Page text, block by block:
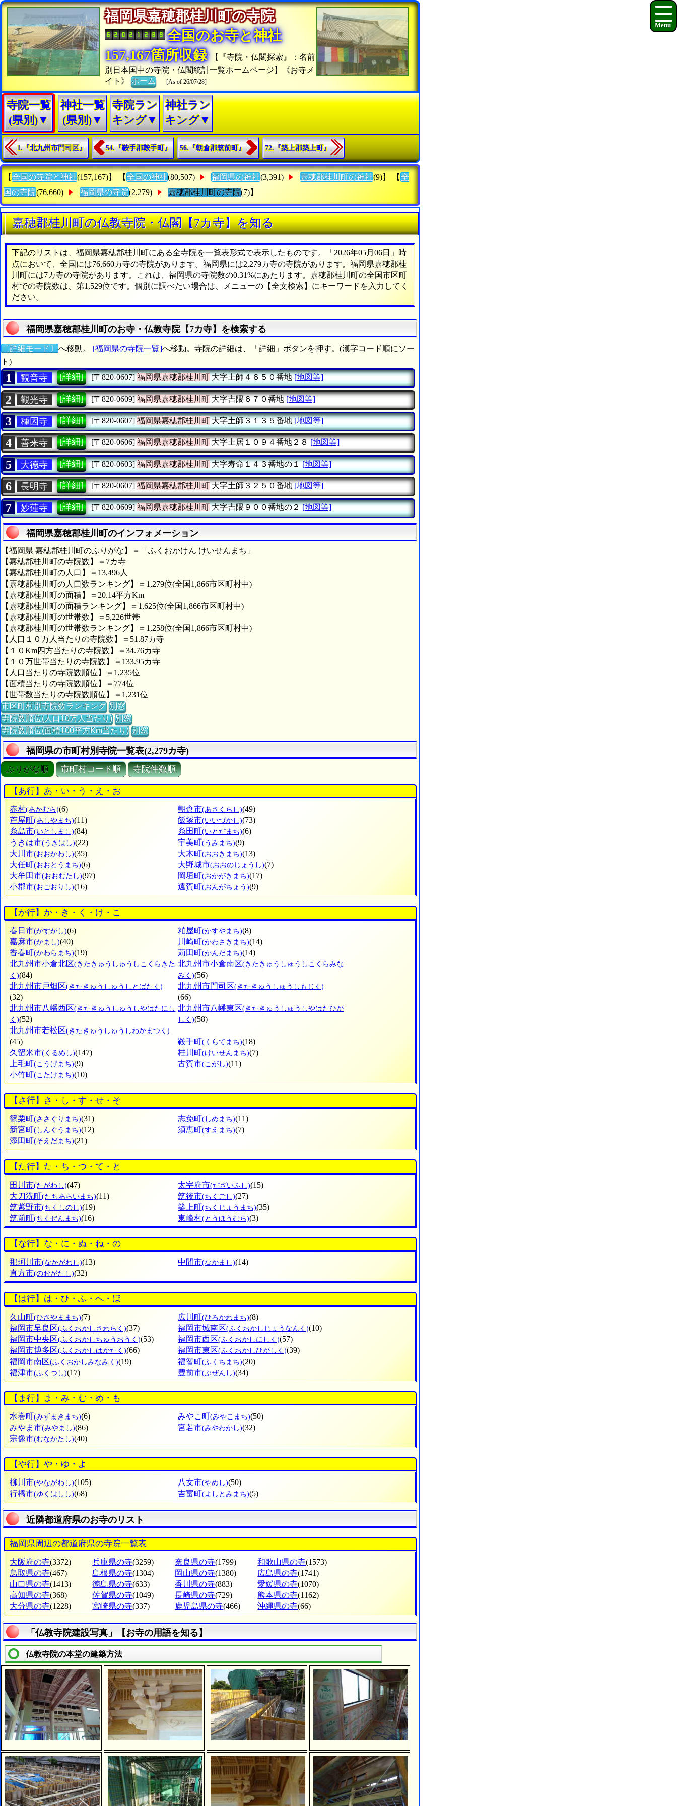
福岡県嘉穂郡桂川町の寺院
全国のお寺と神社
157,167箇所収録
【『寺院・仏閣探索』：名前
別日本国中の寺院・仏閣統計一覧ホームページ】《お寺メ
イト》ホーム [As of 26/07/28]
寺院一覧
(県別)▼
神社一覧
(県別)▼
寺院ラン
キング▼
神社ラン
キング▼
1.『北九州市門司区』 54.『鞍手郡鞍手町』 56.『朝倉郡筑前町』 72.『築上郡築上町』
【 全国の寺院と神社(157,167)】 【 全国の神社(80,507) 福岡県の神社(3,391) 嘉穂郡桂川町の神社(9)】 【 全
国の寺院(76,660) 福岡県の寺院(2,279) 嘉穂郡桂川町の寺院(7)】
嘉穂郡桂川町の仏教寺院・仏閣【7カ寺】を知る
下記のリストは、福岡県嘉穂郡桂川町にある全寺院を一覧表形式で表示したものです。「2026年05月06日」時
点において、全国には76,660カ寺の寺院があります。福岡県には2,279カ寺の寺院があります。福岡県嘉穂郡桂
川町には7カ寺の寺院があります。これは、福岡県の寺院数の0.31%にあたります。嘉穂郡桂川町の全国市区町
村での寺院数は、第1,529位です。個別に調べたい場合は、メニューの【全文検索】にキーワードを入力してく
ださい。
福岡県嘉穂郡桂川町のお寺・仏教寺院【7カ寺】を検索する
〔詳細モード〕 へ移動。 [福岡県の寺院一覧]へ移動。寺院の詳細は、「詳細」ボタンを押す。(漢字コード順にソー
ト)
1 観音寺 [詳細] [〒820-0607] 福岡県嘉穂郡桂川町大字土師４６５０番地 [地図等]
2 觀光寺 [詳細] [〒820-0609] 福岡県嘉穂郡桂川町大字吉隈６７０番地 [地図等]
3 種因寺 [詳細] [〒820-0607] 福岡県嘉穂郡桂川町大字土師３１３５番地 [地図等]
4 善来寺 [詳細] [〒820-0606] 福岡県嘉穂郡桂川町大字土居１０９４番地２８ [地図等]
5 大德寺 [詳細] [〒820-0603] 福岡県嘉穂郡桂川町大字寿命１４３番地の１ [地図等]
6 長明寺 [詳細] [〒820-0607] 福岡県嘉穂郡桂川町大字土師３２５０番地 [地図等]
7 妙蓮寺 [詳細] [〒820-0609] 福岡県嘉穂郡桂川町大字吉隈９００番地の２ [地図等]
福岡県嘉穂郡桂川町のインフォメーション
【福岡県 嘉穂郡桂川町のふりがな】＝「ふくおかけん けいせんまち」
【嘉穂郡桂川町の寺院数】＝7カ寺
【嘉穂郡桂川町の人口】＝13,496人
【嘉穂郡桂川町の人口数ランキング】＝1,279位(全国1,866市区町村中)
【嘉穂郡桂川町の面積】＝20.14平方Km
【嘉穂郡桂川町の面積ランキング】＝1,625位(全国1,866市区町村中)
【嘉穂郡桂川町の世帯数】＝5,226世帯
【嘉穂郡桂川町の世帯数ランキング】＝1,258位(全国1,866市区町村中)
【人口１０万人当たりの寺院数】＝51.87カ寺
【１０Km四方当たりの寺院数】＝34.76カ寺
【１０万世帯当たりの寺院数】＝133.95カ寺
【人口当たりの寺院数順位】＝1,235位
【面積当たりの寺院数順位】＝774位
【世帯数当たりの寺院数順位】＝1,231位
市区町村別寺院数ランキング 別窓
寺院数順位(人口10万人当たり) 別窓
寺院数順位(面積100平方Km当たり) 別窓
福岡県の市町村別寺院一覧表(2,279カ寺)
ぶりがな順 市町村コード順 寺院件数順
【あ行】あ・い・う・え・お
赤村(あかむら)(6) 朝倉市(あさくらし)(49)
芦屋町(あしやまち)(11) 飯塚市(いいづかし)(73)
糸島市(いとしまし)(84) 糸田町(いとだまち)(6)
うきは市(うきはし)(22) 宇美町(うみまち)(9)
大川市(おおかわし)(35) 大木町(おおきまち)(13)
大任町(おおとうまち)(6) 大野城市(おおのじょうし)(7)
大牟田市(おおむたし)(97) 岡垣町(おかがきまち)(17)
小郡市(おごおりし)(16) 遠賀町(おんがちょう)(9)
【か行】か・き・く・け・こ
春日市(かすがし)(6) 粕屋町(かすやまち)(8)
嘉麻市(かまし)(40) 川崎町(かわさきまち)(14)
香春町(かわらまち)(19) 苅田町(かんだまち)(14)
北九州市小倉北区(きたきゅうしゅうしこくらきた
く)(84)
北九州市小倉南区(きたきゅうしゅうしこくらみな
みく)(56)
北九州市戸畑区(きたきゅうしゅうしとばたく)
(32)
北九州市門司区(きたきゅうしゅうしもじく)
(66)
北九州市八幡西区(きたきゅうしゅうしやはたにし
く)(52)
北九州市八幡東区(きたきゅうしゅうしやはたひが
しく)(58)
北九州市若松区(きたきゅうしゅうしわかまつく)
(45) 鞍手町(くらてまち)(18)
久留米市(くるめし)(147) 桂川町(けいせんまち)(7)
上毛町(こうげまち)(9) 古賀市(こがし)(11)
小竹町(こたけまち)(10)
【さ行】さ・し・す・せ・そ
篠栗町(ささぐりまち)(31) 志免町(しめまち)(11)
新宮町(しんぐうまち)(12) 須恵町(すえまち)(7)
添田町(そえだまち)(21)
【た行】た・ち・つ・て・と
田川市(たがわし)(47) 太宰府市(だざいふし)(15)
大刀洗町(たちあらいまち)(11) 筑後市(ちくごし)(27)
筑紫野市(ちくしのし)(19) 築上町(ちくじょうまち)(35)
筑前町(ちくぜんまち)(16) 東峰村(とうほうむら)(3)
【な行】な・に・ぬ・ね・の
那珂川市(なかがわし)(13) 中間市(なかまし)(14)
直方市(のおがたし)(32)
【は行】は・ひ・ふ・へ・ほ
久山町(ひさやままち)(7) 広川町(ひろかわまち)(8)
福岡市早良区(ふくおかしさわらく)(37) 福岡市城南区(ふくおかしじょうなんく)(10)
福岡市中央区(ふくおかしちゅうおうく)(53) 福岡市西区(ふくおかしにしく)(57)
福岡市博多区(ふくおかしはかたく)(66) 福岡市東区(ふくおかしひがしく)(39)
福岡市南区(ふくおかしみなみく)(19) 福智町(ふくちまち)(20)
福津市(ふくつし)(17) 豊前市(ぶぜんし)(34)
【ま行】ま・み・む・め・も
水巻町(みずまきまち)(6) みやこ町(みやこまち)(50)
みやま市(みやまし)(86) 宮若市(みやわかし)(32)
宗像市(むなかたし)(40)
【や行】や・ゆ・よ
柳川市(やながわし)(105) 八女市(やめし)(50)
行橋市(ゆくはしし)(68) 吉富町(よしとみまち)(5)
近隣都道府県のお寺のリスト
福岡県周辺の都道府県の寺院一覧表
大阪府の寺(3372) 兵庫県の寺(3259) 奈良県の寺(1799) 和歌山県の寺(1573)
鳥取県の寺(467) 島根県の寺(1304) 岡山県の寺(1380) 広島県の寺(1741)
山口県の寺(1413) 徳島県の寺(633) 香川県の寺(883) 愛媛県の寺(1070)
高知県の寺(368) 佐賀県の寺(1049) 長崎県の寺(729) 熊本県の寺(1162)
大分県の寺(1228) 宮崎県の寺(337) 鹿児島県の寺(466) 沖縄県の寺(66)
「仏教寺院建設写真」【お寺の用語を知る】
仏教寺院の本堂の建築方法